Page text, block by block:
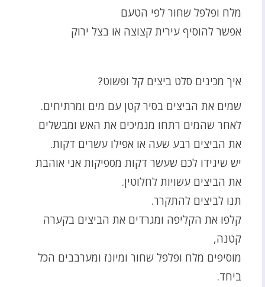
מלח ופלפל שחור לפי הטעם
אפשר להוסיף עירית קצוצה או בצל ירוק
איך מכינים סלט ביצים קל ופשוט?
שמים את הביצים בסיר קטן עם מים ומרתיחים.
לאחר שהמים רתחו מנמיכים את האש ומבשלים
את הביצים רבע שעה או אפילו עשרים דקות.
יש שיגידו לכם שעשר דקות מספיקות אני אוהבת
את הביצים עשויות לחלוטין.
תנו לביצים להתקרר.
קלפו את הקליפה ומגרדים את הביצים בקערה
קטנה,
מוסיפים מלח ופלפל שחור ומיונז ומערבבים הכל
ביחד.